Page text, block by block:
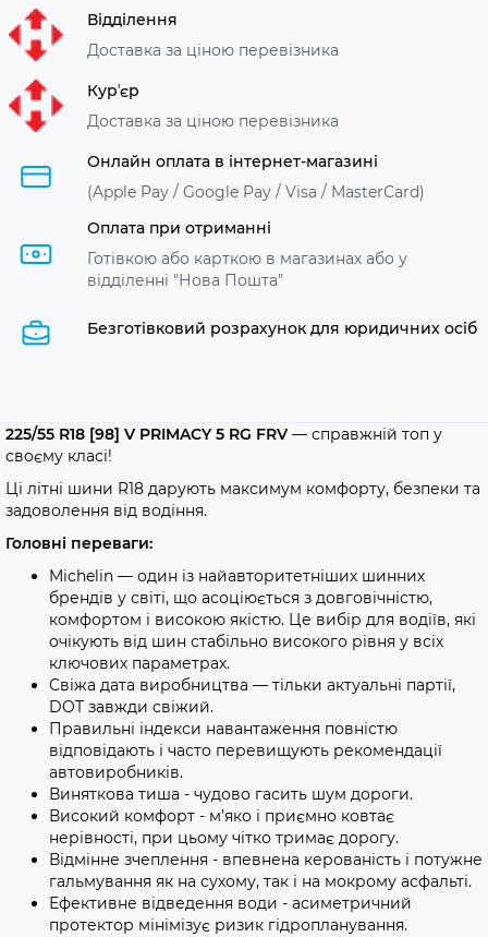
Відділення
Доставка за ціною перевізника
Курʼєр
Доставка за ціною перевізника
Онлайн оплата в інтернет-магазині
(Apple Pay / Google Pay / Visa / MasterСard)
Оплата при отриманні
Готівкою або карткою в магазинах або у
відділенні "Нова Пошта"
Безготівковий розрахунок для юридичних осіб
225/55 R18 [98] V PRIMACY 5 RG FRV — справжній топ у
своєму класі!
Ці літні шини R18 дарують максимум комфорту, безпеки та
задоволення від водіння.
Головні переваги:
Michelin — один із найавторитетніших шинних
брендів у світі, що асоціюється з довговічністю,
комфортом і високою якістю. Це вибір для водіїв, які
очікують від шин стабільно високого рівня у всіх
ключових параметрах.
Свіжа дата виробництва — тільки актуальні партії,
DOT завжди свіжий.
Правильні індекси навантаження повністю
відповідають і часто перевищують рекомендації
автовиробників.
Виняткова тиша - чудово гасить шум дороги.
Високий комфорт - м’яко і приємно ковтає
нерівності, при цьому чітко тримає дорогу.
Відмінне зчеплення - впевнена керованість і потужне
гальмування як на сухому, так і на мокрому асфальті.
Ефективне відведення води - асиметричний
протектор мінімізує ризик гідропланування.